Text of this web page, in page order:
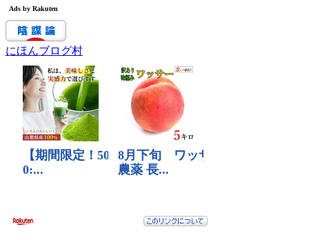
にほんブログ村